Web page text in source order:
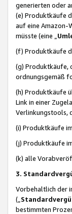
generierten oder
(e) Produktkäufe
auf eine Amazon-
müsste (eine „
(f) Produktkäufe
(g) Produktkäufe,
ordnungsgemäß
(h) Produktkäufe
Link in einer
Verlinkungstools,
(i) Produktkäufe
(j) Produktkäufe
(k) alle
3.
Vorbehaltlich der
(„
bestimmten